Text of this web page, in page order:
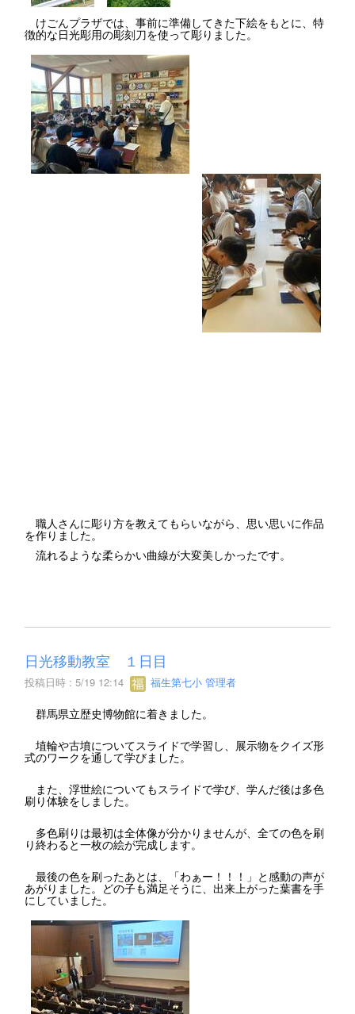
けごんプラザでは、事前に準備してきた下絵をもとに、特
徴的な日光彫用の彫刻刀を使って彫りました。
職人さんに彫り方を教えてもらいながら、思い思いに作品
を作りました。
流れるような柔らかい曲線が大変美しかったです。
日光移動教室 １日目
投稿日時 : 5/19 12:14 福生第七小 管理者
群馬県立歴史博物館に着きました。
埴輪や古墳についてスライドで学習し、展示物をクイズ形
式のワークを通して学びました。
また、浮世絵についてもスライドで学び、学んだ後は多色
刷り体験をしました。
多色刷りは最初は全体像が分かりませんが、全ての色を刷
り終わると一枚の絵が完成します。
最後の色を刷ったあとは、「わぁー！！！」と感動の声が
あがりました。どの子も満足そうに、出来上がった葉書を手
にしていました。